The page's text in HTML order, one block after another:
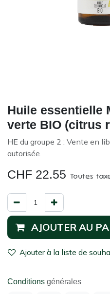
Huile essentielle
verte BIO (citrus
HE du groupe 2 : Vente en
autorisée.
CHF 22.55 Toutes
AJOUTER AU
Ajouter à la liste de
Conditions générales